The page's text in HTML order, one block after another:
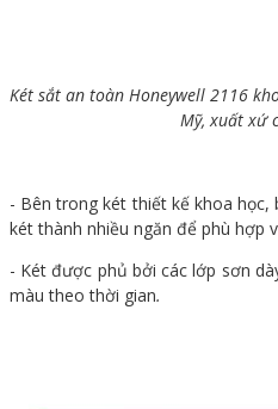
Két sắt an toàn Honeywell 2116
Mỹ, xuất xứ
- Bên trong két thiết kế khoa học,
két thành nhiều ngăn để phù hợp
- Két được phủ bởi các lớp sơn
màu theo thời gian.